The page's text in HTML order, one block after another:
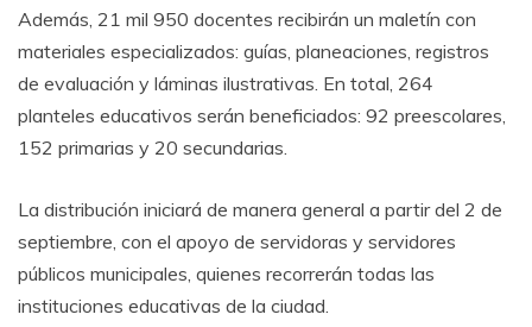
Además, 21 mil 950 docentes recibirán un maletín con
materiales especializados: guías, planeaciones, registros
de evaluación y láminas ilustrativas. En total, 264
planteles educativos serán beneficiados: 92 preescolares,
152 primarias y 20 secundarias.
La distribución iniciará de manera general a partir del 2 de
septiembre, con el apoyo de servidoras y servidores
públicos municipales, quienes recorrerán todas las
instituciones educativas de la ciudad.